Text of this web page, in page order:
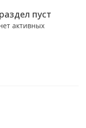
пуст
активных